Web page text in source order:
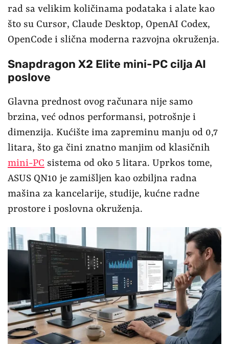
rad sa velikim količinama podataka i alate kao
što su Cursor, Claude Desktop, OpenAI Codex,
OpenCode i slična moderna razvojna okruženja.
Snapdragon X2 Elite mini-PC cilja AI
poslove
Glavna prednost ovog računara nije samo
brzina, već odnos performansi, potrošnje i
dimenzija. Kućište ima zapreminu manju od 0,7
litara, što ga čini znatno manjim od klasičnih
mini-PC sistema od oko 5 litara. Uprkos tome,
ASUS QN10 je zamišljen kao ozbiljna radna
mašina za kancelarije, studije, kućne radne
prostore i poslovna okruženja.